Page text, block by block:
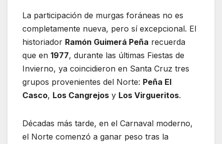
La participación de murgas foráneas no es
completamente nueva, pero sí excepcional. El
historiador Ramón Guimerá Peña recuerda
que en 1977, durante las últimas Fiestas de
Invierno, ya coincidieron en Santa Cruz tres
grupos provenientes del Norte: Peña El
Casco, Los Cangrejos y Los Virgueritos.
Décadas más tarde, en el Carnaval moderno,
el Norte comenzó a ganar peso tras la